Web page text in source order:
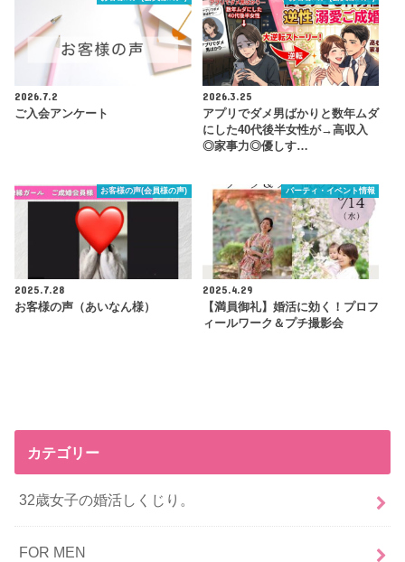
2026.7.2
ご入会アンケート
2026.3.25
アプリでダメ男ばかりと数年ムダ
にした40代後半女性が→高収入
◎家事力◎優しす…
お客様の声(会員様の声)
2025.7.28
お客様の声（あいなん様）
パーティ・イベント情報
2025.4.29
【満員御礼】婚活に効く！プロフ
ィールワーク＆プチ撮影会
カテゴリー
32歳女子の婚活しくじり。
FOR MEN